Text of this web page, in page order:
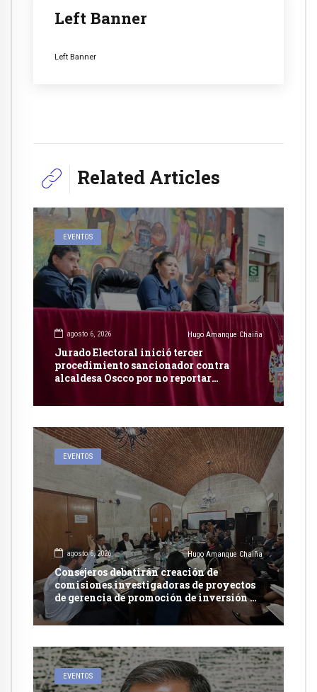
Left Banner
Left Banner
Related Articles
EVENTOS
agosto 6, 2026 Hugo Amanque Chaiña
Jurado Electoral inició tercer
procedimiento sancionador contra
alcaldesa Oscco por no reportar
EVENTOS
agosto 6, 2026 Hugo Amanque Chaiña
Consejeros debatirán creación de
comisiones investigadoras de proyectos
de gerencia de promoción de inversión y
carretera en Caylloma
EVENTOS